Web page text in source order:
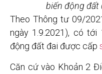
biến động đất
Theo Thông tư 09/
ngày 1.9.2021), có
động đất đai được cấp
Căn cứ vào Khoản 2